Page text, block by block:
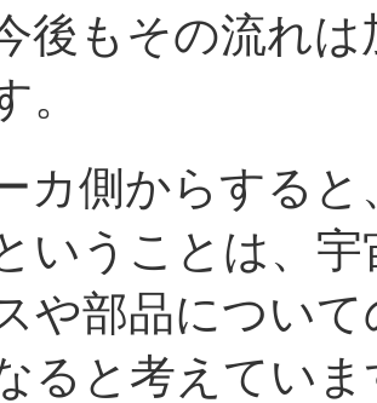
後もその流れ
。
カ側からする
いうことは、
や部品につい
ると考えていま